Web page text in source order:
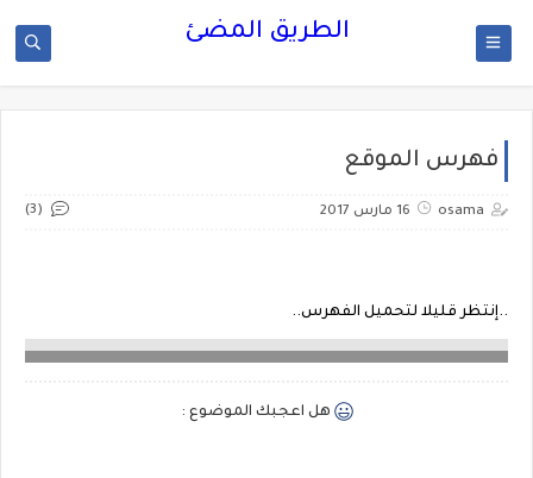
الطريق المضئ
فهرس الموقع
osama 16 مارس 2017 (3)
..إنتظر قليلا لتحميل الفهرس..
هل اعجبك الموضوع :